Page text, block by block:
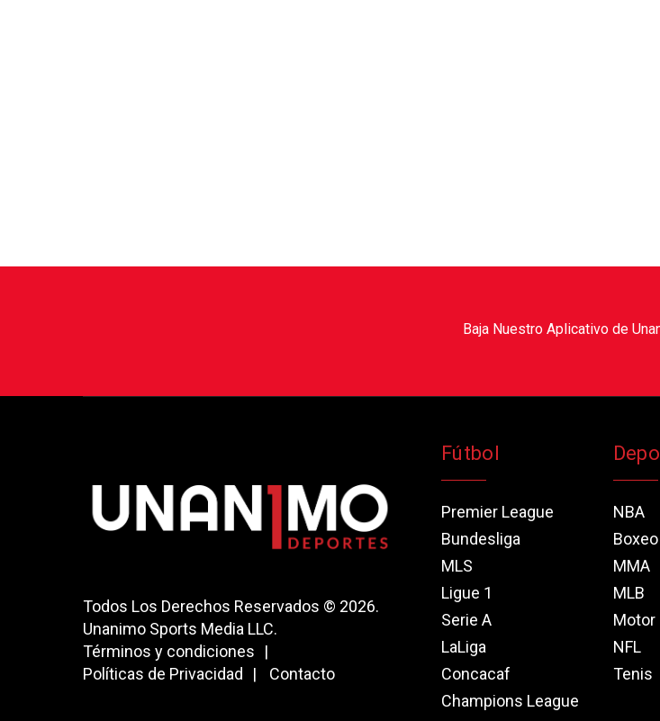
Baja Nuestro Aplicativo de
Todos Los Derechos Reservados © 2026.
Unanimo Sports Media LLC.
Términos y condiciones
Políticas de Privacidad
Contacto
Fútbol
Premier League
Bundesliga
MLS
Ligue 1
Serie A
LaLiga
Concacaf
Champions League
NBA
Boxeo
MMA
MLB
Motor
NFL
Tenis